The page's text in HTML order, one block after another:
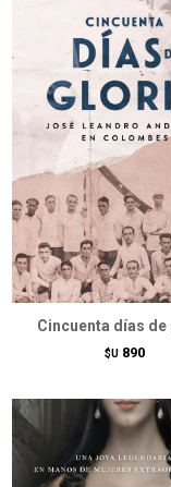
Cincuenta días
$U 890